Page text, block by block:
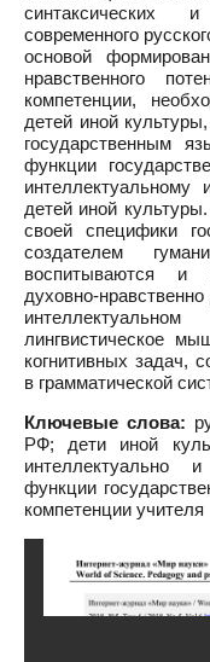
синтаксических
современного
основой
нравственного
компетенции,
детей иной
государственным
функции
интеллектуальному
детей иной
своей специфики
создателем
воспитываются и
духовно-
лингвистическое
когнитивных задач,
в грамматической
Ключевые слова:
РФ; дети иной
интеллектуально и
функции
компетенции учителя